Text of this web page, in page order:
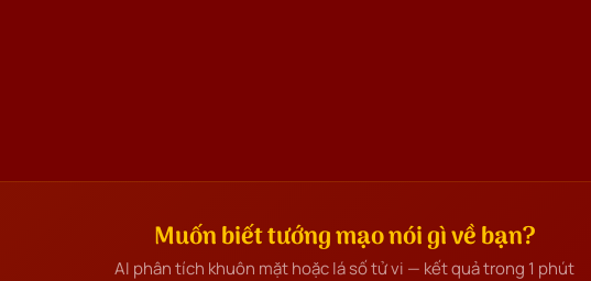
Muốn biết tướng mạo nói gì về bạn?
AI phân tích khuôn mặt hoặc lá số tử vi — kết quả trong 1 phút